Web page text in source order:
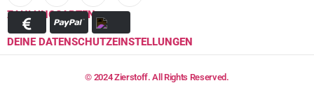
ZAHLUNGSARTEN
DEINE DATENSCHUTZEINSTELLUNGEN
© 2024 Zierstoff. All Rights Reserved.